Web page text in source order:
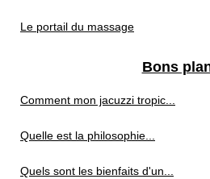
Le portail du massage
Bons
Comment mon jacuzzi tropic...
Quelle est la philosophie...
Quels sont les bienfaits d'un...